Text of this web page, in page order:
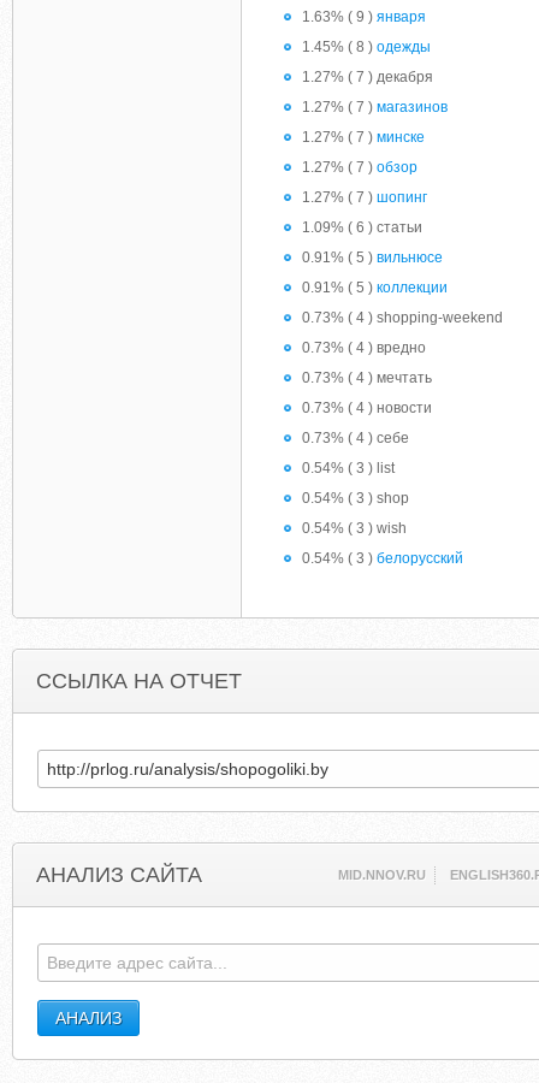
1.63% ( 9 ) января
1.45% ( 8 ) одежды
1.27% ( 7 ) декабря
1.27% ( 7 ) магазинов
1.27% ( 7 ) минске
1.27% ( 7 ) обзор
1.27% ( 7 ) шопинг
1.09% ( 6 ) статьи
0.91% ( 5 ) вильнюсе
0.91% ( 5 ) коллекции
0.73% ( 4 ) shopping-weekend
0.73% ( 4 ) вредно
0.73% ( 4 ) мечтать
0.73% ( 4 ) новости
0.73% ( 4 ) себе
0.54% ( 3 ) list
0.54% ( 3 ) shop
0.54% ( 3 ) wish
0.54% ( 3 ) белорусский
ССЫЛКА НА ОТЧЕТ
АНАЛИЗ САЙТА MID.NNOV.RU